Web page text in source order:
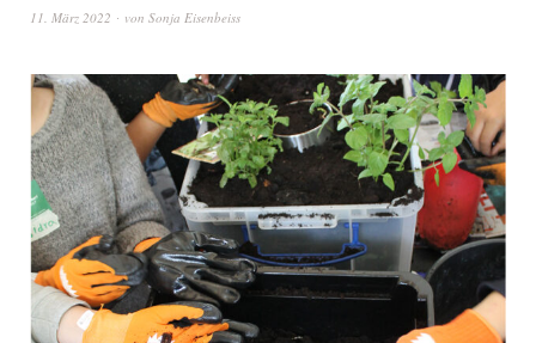
11. März 2022 von Sonja Eisenbeiss